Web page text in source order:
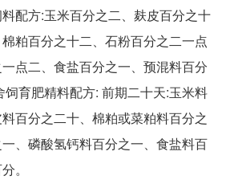
配方:玉米百分之二、麸皮百分之十
粕百分之十二、石粉百分之二一点
点二、食盐百分之一、预混料百分
饲育肥精料配方: 前期二十天:玉米料
百分之二十、棉粕或菜粕料百分之
、磷酸氢钙料百分之一、食盐料百
。